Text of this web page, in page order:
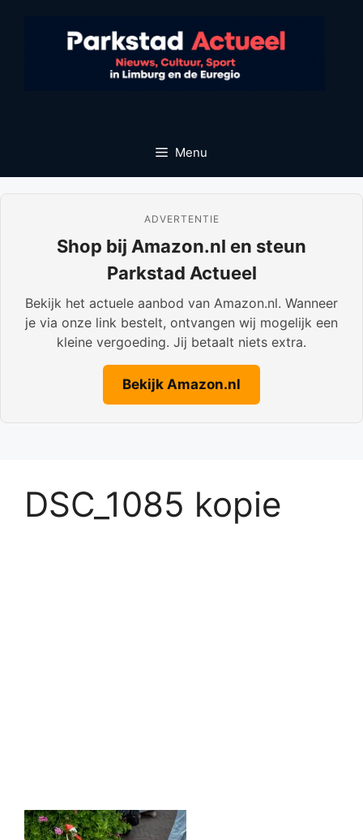
Menu
ADVERTENTIE
Shop bij Amazon.nl en steun
Parkstad Actueel
Bekijk het actuele aanbod van Amazon.nl. Wanneer
je via onze link bestelt, ontvangen wij mogelijk een
kleine vergoeding. Jij betaalt niets extra.
Bekijk Amazon.nl
DSC_1085 kopie